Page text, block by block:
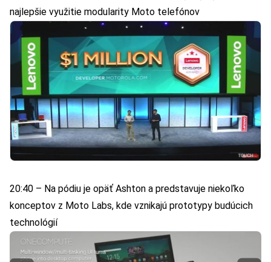
najlepšie využitie modularity Moto telefónov
20:40 – Na pódiu je opäť Ashton a predstavuje niekoľko
konceptov z Moto Labs, kde vznikajú prototypy budúcich
technológií